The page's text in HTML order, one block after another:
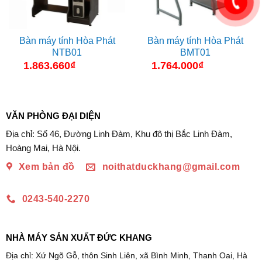
Bàn máy tính Hòa Phát
NTB01
1.863.660₫
Bàn máy tính Hòa Phát
BMT01
1.764.000₫
VĂN PHÒNG ĐẠI DIỆN
Địa chỉ: Số 46, Đường Linh Đàm, Khu đô thị Bắc Linh Đàm,
Hoàng Mai, Hà Nội.
Xem bản đồ
noithatduckhang@gmail.com
0243-540-2270
NHÀ MÁY SẢN XUẤT ĐỨC KHANG
Địa chỉ: Xứ Ngõ Gỗ, thôn Sinh Liên, xã Bình Minh, Thanh Oai, Hà